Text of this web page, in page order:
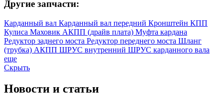
Другие запчасти:
Карданный вал Карданный вал передний Кронштейн КПП
Кулиса Маховик АКПП (драйв плата) Муфта кардана
Редуктор заднего моста Редуктор переднего моста Шланг
(трубка) АКПП ШРУС внутренний ШРУС карданного вала
еще
Скрыть
Новости и статьи